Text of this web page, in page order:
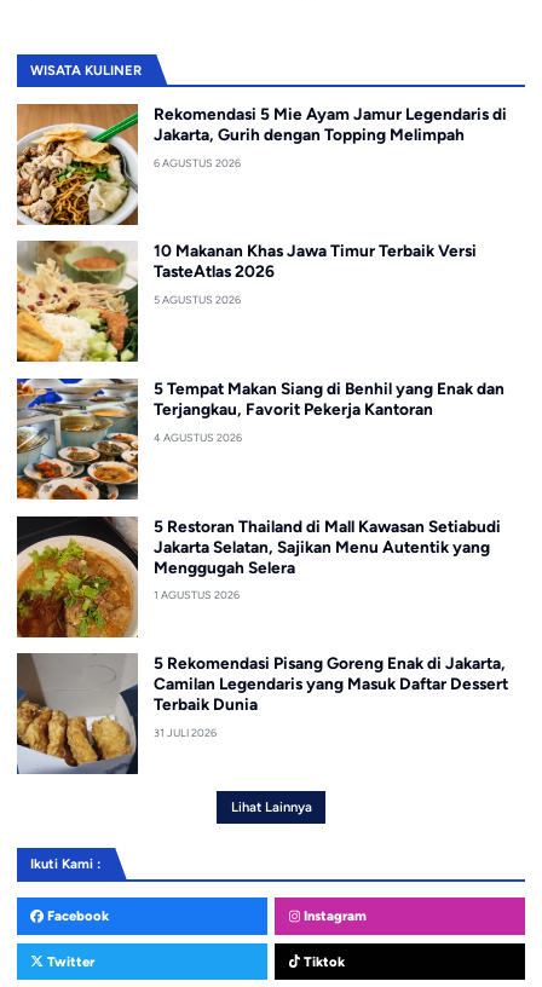
WISATA KULINER
Rekomendasi 5 Mie Ayam Jamur Legendaris di
Jakarta, Gurih dengan Topping Melimpah
6 AGUSTUS 2026
10 Makanan Khas Jawa Timur Terbaik Versi
TasteAtlas 2026
5 AGUSTUS 2026
5 Tempat Makan Siang di Benhil yang Enak dan
Terjangkau, Favorit Pekerja Kantoran
4 AGUSTUS 2026
5 Restoran Thailand di Mall Kawasan Setiabudi
Jakarta Selatan, Sajikan Menu Autentik yang
Menggugah Selera
1 AGUSTUS 2026
5 Rekomendasi Pisang Goreng Enak di Jakarta,
Camilan Legendaris yang Masuk Daftar Dessert
Terbaik Dunia
31 JULI 2026
Lihat Lainnya
Ikuti Kami :
Facebook Instagram
Twitter Tiktok